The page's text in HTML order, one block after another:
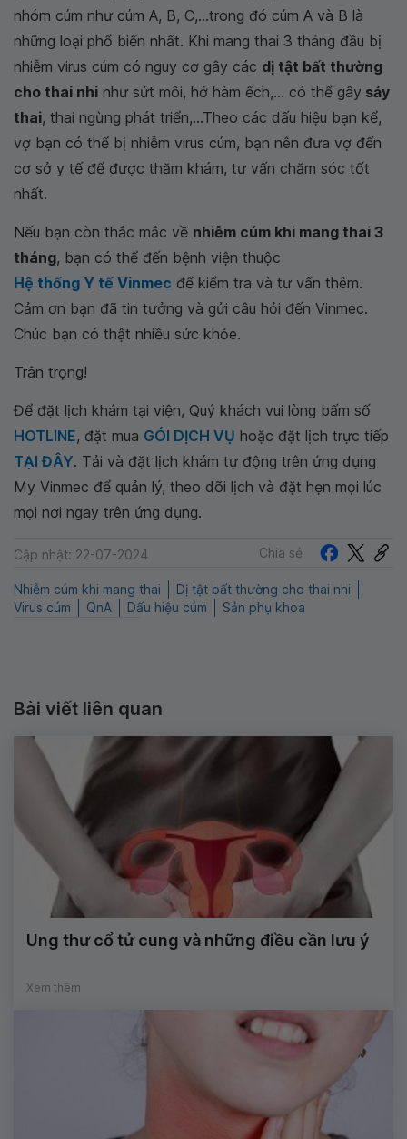
nhóm cúm như cúm A, B, C,...trong đó cúm A và B là
những loại phổ biến nhất. Khi mang thai 3 tháng đầu bị
nhiễm virus cúm có nguy cơ gây các dị tật bất thường
cho thai nhi như sứt môi, hở hàm ếch,... có thể gây sảy
thai, thai ngừng phát triển,...Theo các dấu hiệu bạn kể,
vợ bạn có thể bị nhiễm virus cúm, bạn nên đưa vợ đến
cơ sở y tế để được thăm khám, tư vấn chăm sóc tốt
nhất.
Nếu bạn còn thắc mắc về nhiễm cúm khi mang thai 3
tháng, bạn có thể đến bệnh viện thuộc
Hệ thống Y tế Vinmec để kiểm tra và tư vấn thêm.
Cảm ơn bạn đã tin tưởng và gửi câu hỏi đến Vinmec.
Chúc bạn có thật nhiều sức khỏe.
Trân trọng!
Để đặt lịch khám tại viện, Quý khách vui lòng bấm số
HOTLINE, đặt mua GÓI DỊCH VỤ hoặc đặt lịch trực tiếp
TẠI ĐÂY. Tải và đặt lịch khám tự động trên ứng dụng
My Vinmec để quản lý, theo dõi lịch và đặt hẹn mọi lúc
mọi nơi ngay trên ứng dụng.
Cập nhật: 22-07-2024 Chia sẻ
Nhiễm cúm khi mang thai
Dị tật bất thường cho thai nhi
Virus cúm
QnA Dấu hiệu cúm Sản phụ khoa
Bài viết liên quan
Ung thư cổ tử cung và những điều cần lưu ý
Xem thêm